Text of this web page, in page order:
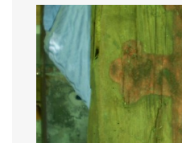
Občanská vzdělávací jednota
257 24
IČ: 498